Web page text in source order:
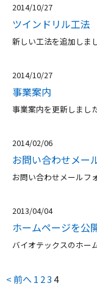
2014/10/27
ツインドリル工法
新しい工法を追加しまし
2014/10/27
事業案内
事業案内を更新しました
2014/02/06
お問い合わせメー
お問い合わせメールフ
2013/04/04
ホームページを公
バイオテックスのホー
< 前へ 1 234